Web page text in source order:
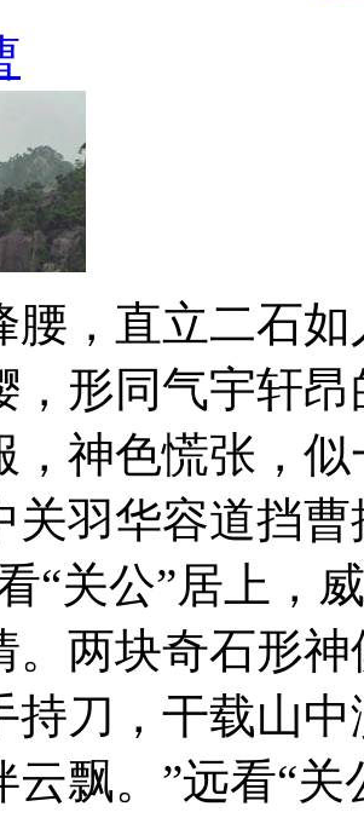
腰，直立二石
，形同气宇轩
，神色慌张，
关羽华容道挡
“关公”居上，
。两块奇石形
持刀，干载山
云飘。”远看“